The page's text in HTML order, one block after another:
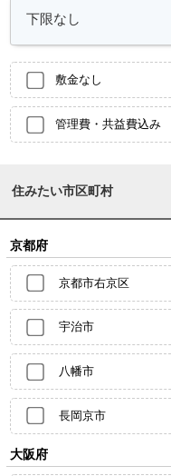
敷金なし
管理費・共益費込み
住みたい市区町村
京都府
京都市右京区
宇治市
八幡市
長岡京市
大阪府